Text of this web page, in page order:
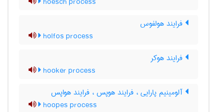
فرایند هولفوس
holfos process
فرایند هوکر
hooker process
آلومینیم پارایی ، فرایند هوپس ، فرایند هواپس
hoopes process